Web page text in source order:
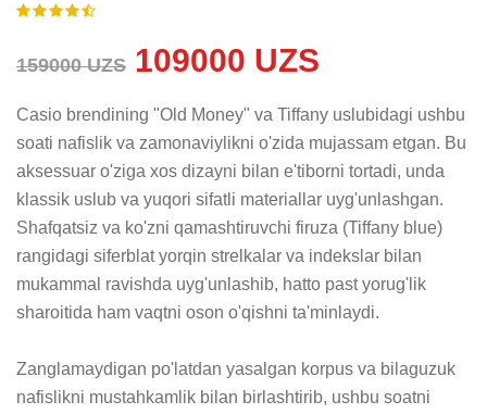
159000 UZS 109000 UZS
Casio brendining "Old Money" va Tiffany uslubidagi ushbu
soati nafislik va zamonaviylikni o'zida mujassam etgan. Bu
aksessuar o'ziga xos dizayni bilan e'tiborni tortadi, unda
klassik uslub va yuqori sifatli materiallar uyg'unlashgan.
Shafqatsiz va ko'zni qamashtiruvchi firuza (Tiffany blue)
rangidagi siferblat yorqin strelkalar va indekslar bilan
mukammal ravishda uyg'unlashib, hatto past yorug'lik
sharoitida ham vaqtni oson o'qishni ta'minlaydi.
Zanglamaydigan po'latdan yasalgan korpus va bilaguzuk
nafislikni mustahkamlik bilan birlashtirib, ushbu soatni